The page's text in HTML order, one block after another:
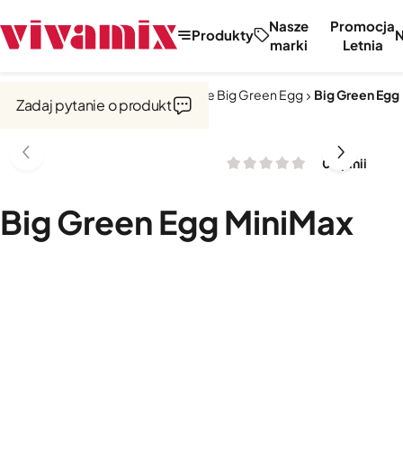
Produkty
Nasze
marki
Promocja
Letnia
Kuchnie zewnętrzne Big Green Egg Big Green Egg
0 opinii
Big Green Egg MiniMax
Zadaj pytanie o produkt